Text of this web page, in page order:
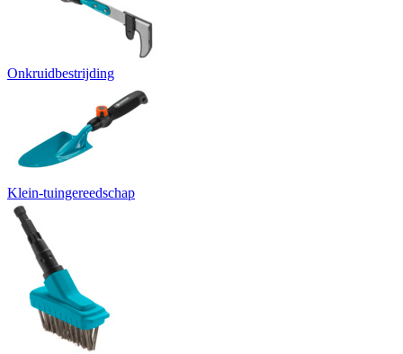
Onkruidbestrijding
Klein-tuingereedschap